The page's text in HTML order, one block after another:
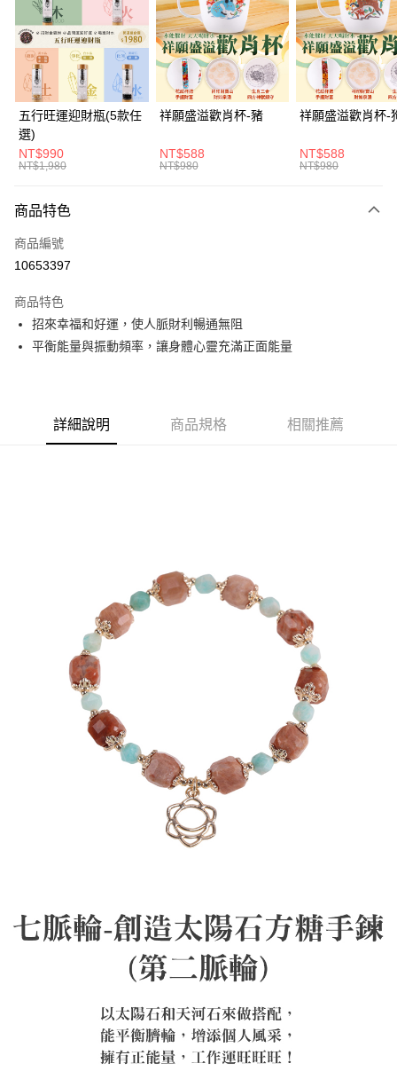
Apple Pay
街口支付
悠遊付
Google Pay
全支付
大哥付你分期
【大哥付你分期使用說明】
2.付款方式選擇「大哥付你分期」，訂單成立後會自動跳轉到大哥付的交易
流程，驗證手機門號後，選擇欲分期的期數、繳款截止日，確認付款後即完
3.實際核准額度、可分期數及費用金額請依後續交易確認頁面所載為準。
4.訂單成立30分鐘內，如未前往確認交易或遇審核未通過，訂單將自動取
消。如遇「轉專審核」未通過狀況，表示未達大哥付你分期系統評分，恕無
法說明評估內容。
帳／街口支付／iPASS MONEY」等通路繳費。
貨到付款
運送方式
付款後全家取貨(訂單門檻$4000以下)
每筆NT$120，滿NT$1,500(含以上)免運費
付款後7-11取貨(訂單門檻$4000以下)
每筆NT$120，滿NT$1,800(含以上)免運費
五行旺運迎財瓶(5款任
選)
NT$990
NT$1,980
祥願盛溢歡肖杯-豬
NT$588
NT$980
祥願盛溢歡肖杯-
NT$588
NT$980
商品特色
商品編號
10653397
商品特色
招來幸福和好運，使人脈財利暢通無阻
平衡能量與振動頻率，讓身體心靈充滿正面能量
詳細說明 商品規格 相關推薦